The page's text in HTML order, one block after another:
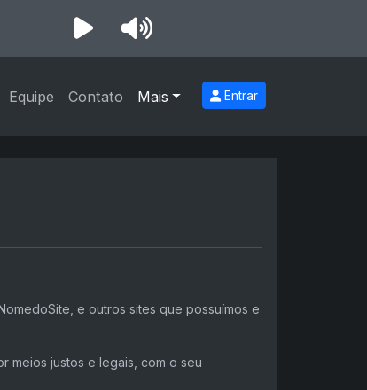
Equipe Contato Mais Entrar
e outros sites que possuímos e
meios justos e legais, com o seu